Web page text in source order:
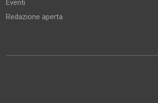
Eventi
Redazione aperta